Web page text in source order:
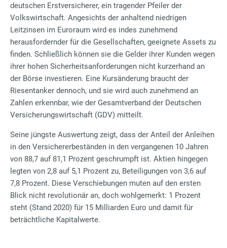
deutschen Erstversicherer, ein tragender Pfeiler der
Volkswirtschaft. Angesichts der anhaltend niedrigen
Leitzinsen im Euroraum wird es indes zunehmend
herausfordernder für die Gesellschaften, geeignete Assets zu
finden. Schließlich können sie die Gelder ihrer Kunden wegen
ihrer hohen Sicherheitsanforderungen nicht kurzerhand an
der Börse investieren. Eine Kursänderung braucht der
Riesentanker dennoch, und sie wird auch zunehmend an
Zahlen erkennbar, wie der Gesamtverband der Deutschen
Versicherungswirtschaft (GDV) mitteilt.
Seine jüngste Auswertung zeigt, dass der Anteil der Anleihen
in den Versichererbeständen in den vergangenen 10 Jahren
von 88,7 auf 81,1 Prozent geschrumpft ist. Aktien hingegen
legten von 2,8 auf 5,1 Prozent zu, Beteiligungen von 3,6 auf
7,8 Prozent. Diese Verschiebungen muten auf den ersten
Blick nicht revolutionär an, doch wohlgemerkt: 1 Prozent
steht (Stand 2020) für 15 Milliarden Euro und damit für
beträchtliche Kapitalwerte.